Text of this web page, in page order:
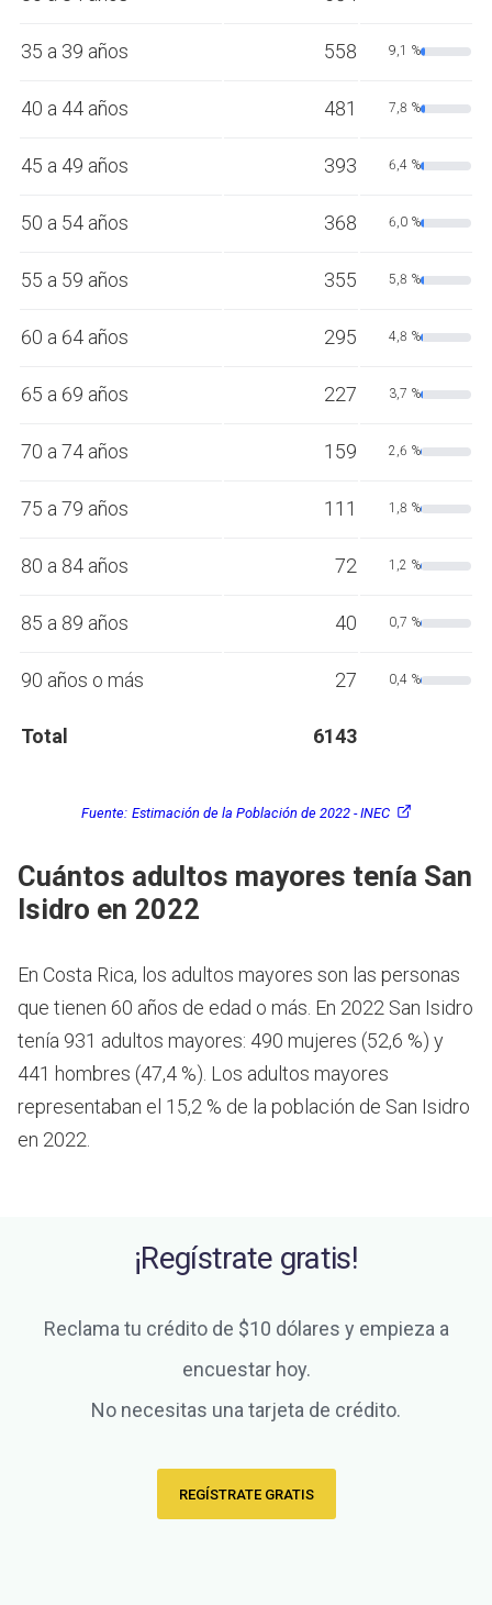
35 a 39 años 558 9,1 %
40 a 44 años 481 7,8 %
45 a 49 años 393 6,4 %
50 a 54 años 368 6,0 %
55 a 59 años 355 5,8 %
60 a 64 años 295 4,8 %
65 a 69 años 227 3,7 %
70 a 74 años 159 2,6 %
75 a 79 años 111 1,8 %
80 a 84 años 72 1,2 %
85 a 89 años 40 0,7 %
90 años o más 27 0,4 %
Total 6143
Fuente: Estimación de la Población de 2022 - INEC
Cuántos adultos mayores tenía San
Isidro en 2022
En Costa Rica, los adultos mayores son las personas
que tienen 60 años de edad o más. En 2022 San Isidro
tenía 931 adultos mayores: 490 mujeres (52,6 %) y
441 hombres (47,4 %). Los adultos mayores
representaban el 15,2 % de la población de San Isidro
en 2022.
¡Regístrate gratis!
Reclama tu crédito de $10 dólares y empieza a
encuestar hoy.
No necesitas una tarjeta de crédito.
REGÍSTRATE GRATIS